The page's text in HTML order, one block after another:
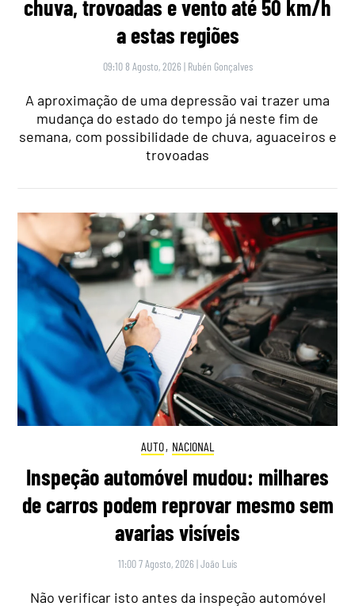
chuva, trovoadas e vento até 50 km/h
a estas regiões
09:10 8 Agosto, 2026 | Rubén Gonçalves
A aproximação de uma depressão vai trazer uma
mudança do estado do tempo já neste fim de
semana, com possibilidade de chuva, aguaceiros e
trovoadas
AUTO, NACIONAL
Inspeção automóvel mudou: milhares
de carros podem reprovar mesmo sem
avarias visíveis
11:00 7 Agosto, 2026 |João Luís
Não verificar isto antes da inspeção automóvel